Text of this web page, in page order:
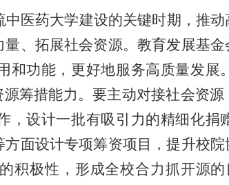
医药大学建设的关键时期，推
、拓展社会资源。教育发展基
和功能，更好地服务高质量发展
筹措能力。要主动对接社会资
，设计一批有吸引力的精细化捐
面设计专项筹资项目，提升校
积极性，形成全校合力抓开源